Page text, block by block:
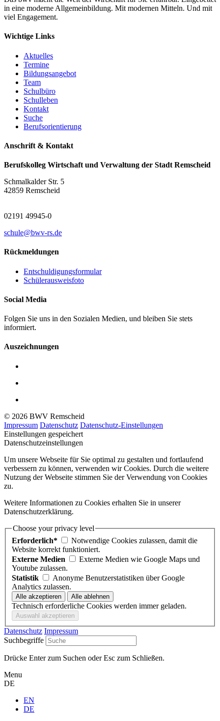
in eine moderne Allgemeinbildung. Mit modernen Mitteln. Und mit
viel Engagement.
Wichtige Links
Aktuelles
Termine
Bildungsangebot
Team
Schulbüro
Schulleben
Kontakt
Suche
Berufsorientierung
Anschrift & Kontakt
Berufskolleg Wirtschaft und Verwaltung der Stadt Remscheid
Schmalkalder Str. 5
42859 Remscheid
02191 49945-0
schule@bwv-rs.de
Rückmeldungen
Entschuldigungsformular
Schülerausweisfoto
Social Media
Folgen Sie uns in den Sozialen Medien, und bleiben Sie stets
informiert.
Auszeichnungen
© 2026 BWV Remscheid
Impressum Datenschutz Datenschutz-Einstellungen
Einstellungen gespeichert
Datenschutzeinstellungen
Um unsere Webseite für Sie optimal zu gestalten und fortlaufend
verbessern zu können, verwenden wir Cookies. Durch die weitere
Nutzung der Webseite stimmen Sie der Verwendung von Cookies
zu.
Weitere Informationen zu Cookies erhalten Sie in unserer
Datenschutzerklärung.
Choose your privacy level
Erforderlich*
Notwendige Cookies zulassen, damit die
Website korrekt funktioniert.
Externe Medien
Externe Medien wie Google Maps und
Youtube zulassen.
Statistik
Anonyme Benutzerstatistiken über Google
Analytics zulassen.
Technisch erforderliche Cookies werden immer geladen.
Datenschutz Impressum
Suchbegriffe
Drücke Enter zum Suchen oder Esc zum Schließen.
Menu
DE
EN
DE